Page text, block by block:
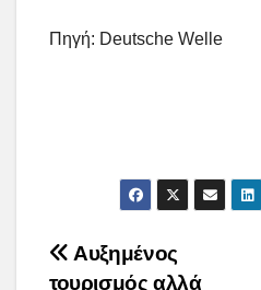
Πηγή: Deutsche Welle
Post
Αυξημένος
τουρισμός αλλά